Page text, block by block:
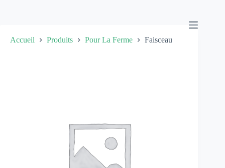
Accueil Produits Pour La Ferme Faisceau